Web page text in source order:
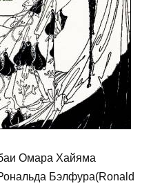
Омара Хайяма
Бэлфура(Ronald